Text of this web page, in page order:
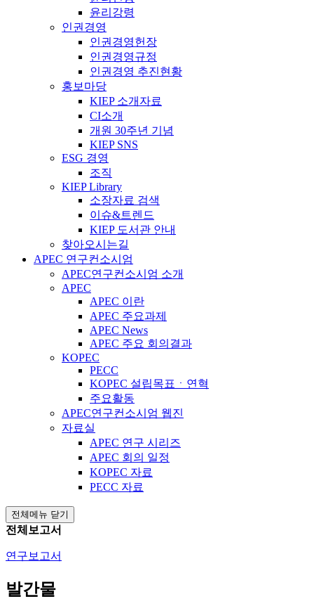
윤리강령
인권경영
인권경영헌장
인권경영규정
인권경영 추진현황
홍보마당
KIEP 소개자료
CI소개
개원 30주년 기념
KIEP SNS
ESG 경영
조직
KIEP Library
소장자료 검색
이슈&트렌드
KIEP 도서관 안내
찾아오시는길
APEC 연구컨소시엄
APEC연구컨소시엄 소개
APEC
APEC 이란
APEC 주요과제
APEC News
APEC 주요 회의결과
KOPEC
PECC
KOPEC 설립목표ㆍ연혁
주요활동
APEC연구컨소시엄 웹진
자료실
APEC 연구 시리즈
APEC 회의 일정
KOPEC 자료
PECC 자료
전체메뉴 닫기
전체보고서
연구보고서
발간물